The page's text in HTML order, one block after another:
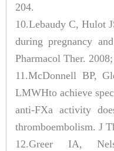
204.
10.Lebaudy C, Hulot
during pregnancy
Pharmacol Ther.
11.McDonnell BP,
LMWHto achieve
anti-FXa activity
thromboembolism. J
12.Greer IA,